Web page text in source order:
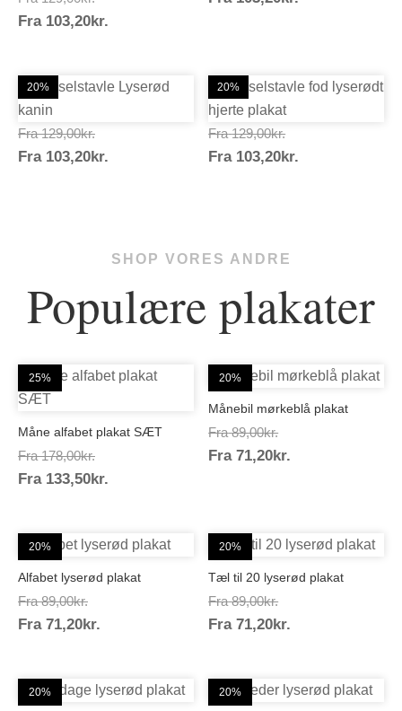
129,00kr.
Fra 103,20kr.
20%
Fra 129,00kr.Prisinterval:
129,00kr.
Fra 103,20kr.
20%
Fra 129,00kr.Prisinterval:
129,00kr.
Fra 103,20kr.
SHOP VORES ANDRE
Populære plakater
25%
Måne alfabet plakat SÆT
Fra 178,00kr.Prisinterval:
178,00kr.
Fra 133,50kr.
20%
Månebil mørkeblå plakat
Fra 89,00kr.Prisinterval:
89,00kr.
Fra 71,20kr.
20%
Alfabet lyserød plakat
Fra 89,00kr.Prisinterval:
89,00kr.
Fra 71,20kr.
20%
Tæl til 20 lyserød plakat
Fra 89,00kr.Prisinterval:
89,00kr.
Fra 71,20kr.
20% 20%